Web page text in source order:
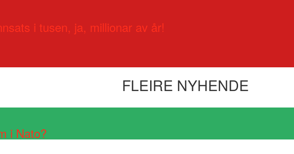
i tusen, ja, millionar av år!
FLEIRE NYHENDE
i Nato?